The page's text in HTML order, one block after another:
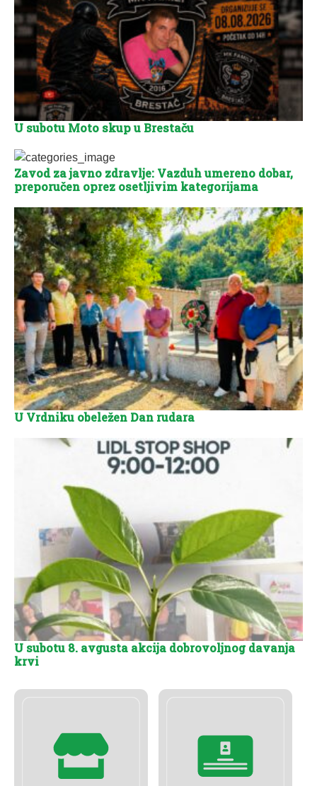
U subotu Moto skup u Brestaču
Zavod za javno zdravlje: Vazduh umereno dobar,
preporučen oprez osetljivim kategorijama
U Vrdniku obeležen Dan rudara
U subotu 8. avgusta akcija dobrovoljnog davanja
krvi